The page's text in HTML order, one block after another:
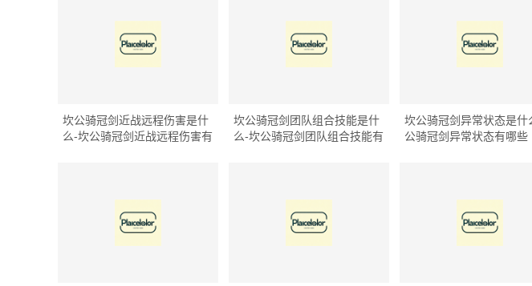
坎公骑冠剑近战远程伤害是什
么-坎公骑冠剑近战远程伤害有
坎公骑冠剑团队组合技能是什
么-坎公骑冠剑团队组合技能有
坎公骑冠剑异常状态是什
公骑冠剑异常状态有哪些